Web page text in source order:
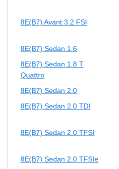
8E(B7) Avant 3.2 FSI
8E(B7) Sedan 1.6
8E(B7) Sedan 1.8 T
Quattro
8E(B7) Sedan 2.0
8E(B7) Sedan 2.0 TDI
8E(B7) Sedan 2.0 TFSI
8E(B7) Sedan 2.0 TFSIe